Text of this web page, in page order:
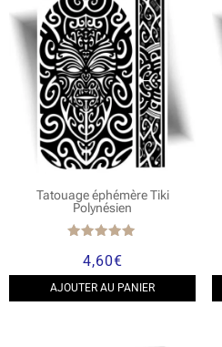
Tatouage éphémère Tiki
Polynésien
5.00
sur 5
4,60€
AJOUTER AU PANIER